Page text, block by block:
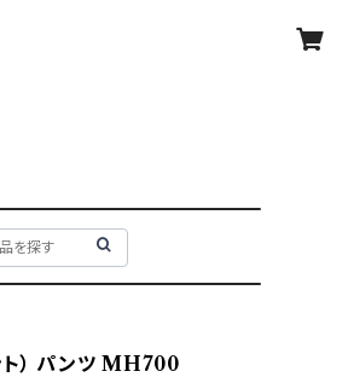
） パンツ MH700